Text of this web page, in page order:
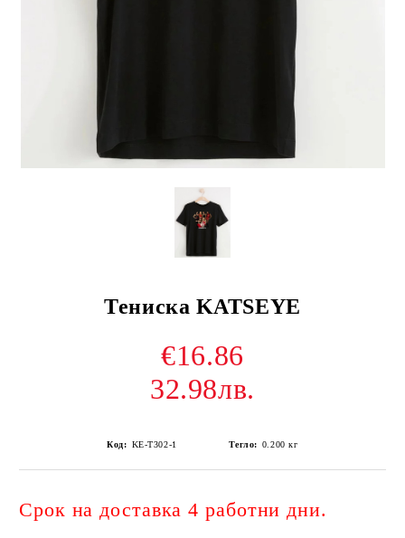
Тениска KATSEYE
€16.86
32.98лв.
Код: KE-T302-1 Тегло: 0.200 кг
Срок на доставка 4 работни дни.